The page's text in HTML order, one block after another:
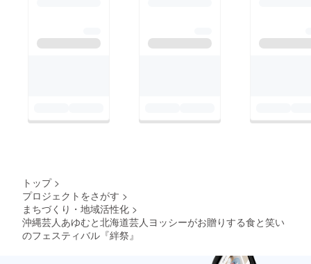
トップ >
プロジェクトをさがす >
まちづくり・地域活性化 >
沖縄芸人あゆむと北海道芸人ヨッシーがお贈りする食と笑い
のフェスティバル『絆祭』